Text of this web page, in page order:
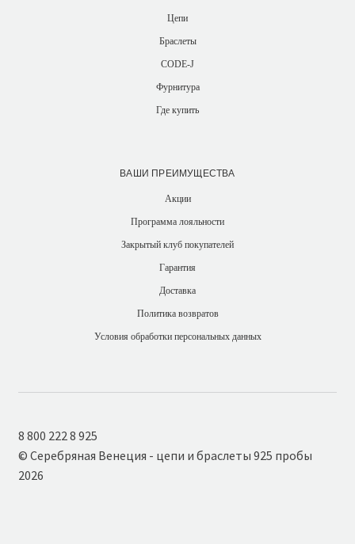
Цепи
Браслеты
CODE-J
Фурнитура
Где купить
ВАШИ ПРЕИМУЩЕСТВА
Акции
Программа лояльности
Закрытый клуб покупателей
Гарантия
Доставка
Политика возвратов
Условия обработки персональных данных
8 800 222 8 925
© Серебряная Венеция - цепи и браслеты 925 пробы
2026